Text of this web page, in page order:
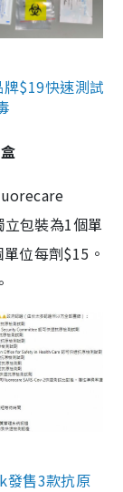
$19快速測試
包裝為1個單
位每劑$15。
發售3款抗原